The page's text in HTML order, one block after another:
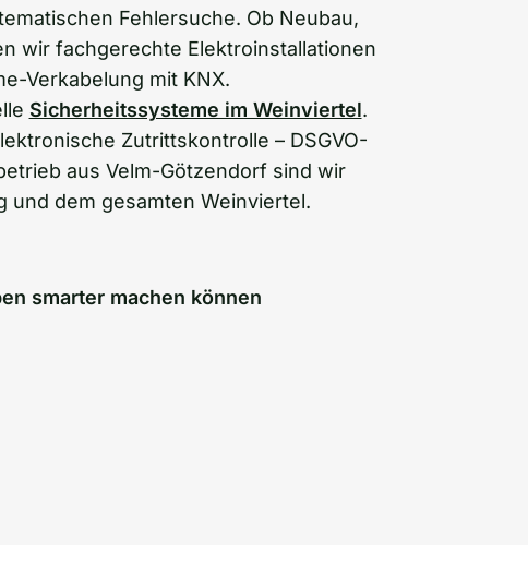
Fehlersuche. Ob Neubau,
wir fachgerechte Elektroinstallationen
Verkabelung mit KNX.
Sicherheitssysteme im Weinviertel.
Zutrittskontrolle – DSGVO-
aus Velm-Götzendorf sind wir
und dem gesamten Weinviertel.
smarter machen können